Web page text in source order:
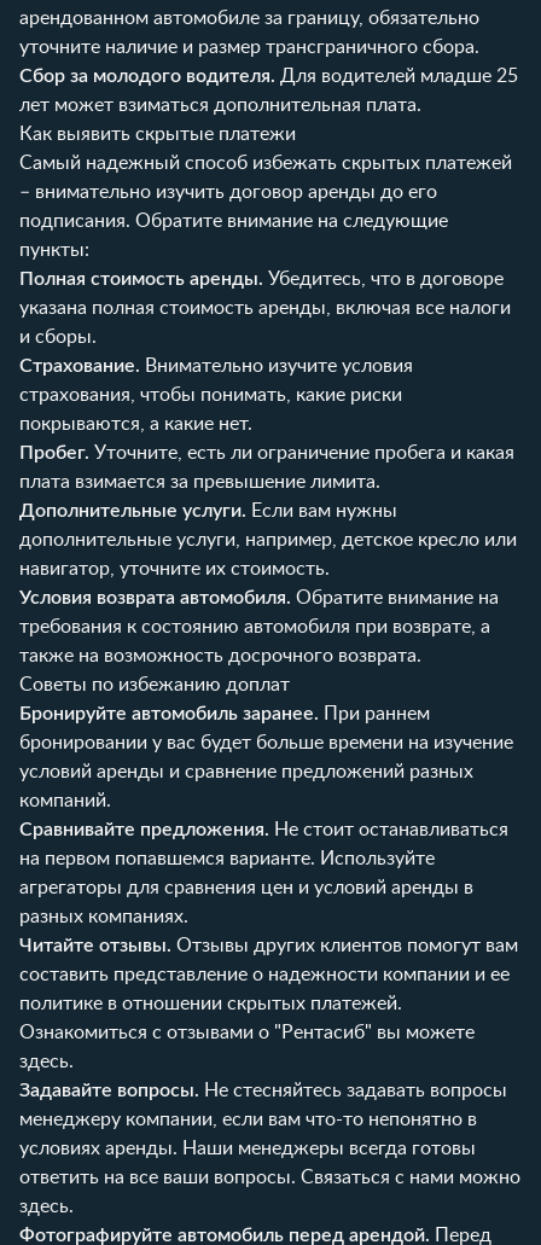
арендованном автомобиле за границу, обязательно
уточните наличие и размер трансграничного сбора.
Сбор за молодого водителя. Для водителей младше 25
лет может взиматься дополнительная плата.
Как выявить скрытые платежи
Самый надежный способ избежать скрытых платежей
– внимательно изучить договор аренды до его
подписания. Обратите внимание на следующие
пункты:
Полная стоимость аренды. Убедитесь, что в договоре
указана полная стоимость аренды, включая все налоги
и сборы.
Страхование. Внимательно изучите условия
страхования, чтобы понимать, какие риски
покрываются, а какие нет.
Пробег. Уточните, есть ли ограничение пробега и какая
плата взимается за превышение лимита.
Дополнительные услуги. Если вам нужны
дополнительные услуги, например, детское кресло или
навигатор, уточните их стоимость.
Условия возврата автомобиля. Обратите внимание на
требования к состоянию автомобиля при возврате, а
также на возможность досрочного возврата.
Советы по избежанию доплат
Бронируйте автомобиль заранее. При раннем
бронировании у вас будет больше времени на изучение
условий аренды и сравнение предложений разных
компаний.
Сравнивайте предложения. Не стоит останавливаться
на первом попавшемся варианте. Используйте
агрегаторы для сравнения цен и условий аренды в
разных компаниях.
Читайте отзывы. Отзывы других клиентов помогут вам
составить представление о надежности компании и ее
политике в отношении скрытых платежей.
Ознакомиться с отзывами о "Рентасиб" вы можете
здесь.
Задавайте вопросы. Не стесняйтесь задавать вопросы
менеджеру компании, если вам что-то непонятно в
условиях аренды. Наши менеджеры всегда готовы
ответить на все ваши вопросы. Связаться с нами можно
здесь.
Фотографируйте автомобиль перед арендой. Перед